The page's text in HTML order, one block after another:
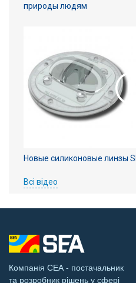
природы людям
Новые силиконовые линзы
Всі відео
Компанія СЕА - постачальник
та розробник рішень у сфері